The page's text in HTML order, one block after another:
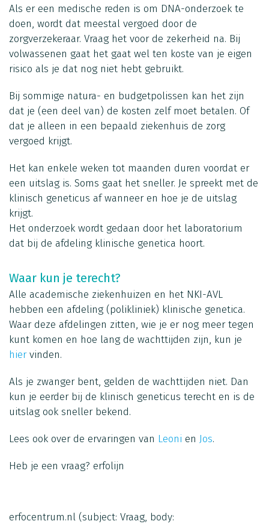
Als er een medische reden is om DNA-onderzoek te
doen, wordt dat meestal vergoed door de
zorgverzekeraar. Vraag het voor de zekerheid na. Bij
volwassenen gaat het gaat wel ten koste van je eigen
risico als je dat nog niet hebt gebruikt.
Bij sommige natura- en budgetpolissen kan het zijn
dat je (een deel van) de kosten zelf moet betalen. Of
dat je alleen in een bepaald ziekenhuis de zorg
vergoed krijgt.
Het kan enkele weken tot maanden duren voordat er
een uitslag is. Soms gaat het sneller. Je spreekt met de
klinisch geneticus af wanneer en hoe je de uitslag
krijgt.
Het onderzoek wordt gedaan door het laboratorium
dat bij de afdeling klinische genetica hoort.
Waar kun je terecht?
Alle academische ziekenhuizen en het NKI-AVL
hebben een afdeling (polikliniek) klinische genetica.
Waar deze afdelingen zitten, wie je er nog meer tegen
kunt komen en hoe lang de wachttijden zijn, kun je
hiervinden.
Als je zwanger bent, gelden de wachttijden niet. Dan
kun je eerder bij de klinisch geneticus terecht en is de
uitslag ook sneller bekend.
Lees ook over de ervaringen van Leoni en Jos.
Heb je een vraag? erfolijn
erfocentrum.nl (subject: Vraag, body: